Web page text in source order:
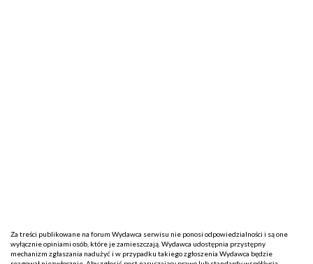
Za treści publikowane na forum Wydawca serwisu nie ponosi odpowiedzialności i są one
wyłącznie opiniami osób, które je zamieszczają. Wydawca udostępnia przystępny
mechanizm zgłaszania nadużyć i w przypadku takiego zgłoszenia Wydawca będzie